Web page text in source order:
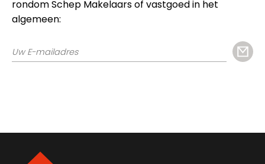
rondom Schep Makelaars of vastgoed in het
algemeen: